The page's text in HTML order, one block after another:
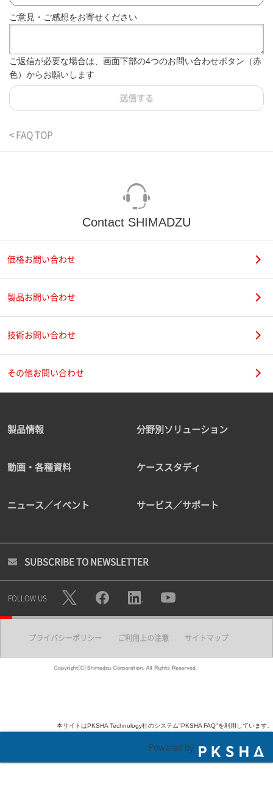
ご意見・ご感想をお寄せください
ご返信が必要な場合は、画面下部の4つのお問い合わせボタン（赤
色）からお願いします
送信する
< FAQ TOP
Contact SHIMADZU
価格お問い合わせ
製品お問い合わせ
技術お問い合わせ
その他お問い合わせ
製品情報 分野別ソリューション
動画・各種資料 ケーススタディ
ニュース／イベント サービス／サポート
SUBSCRIBE TO NEWSLETTER
FOLLOW US
プライバシーポリシー ご利用上の注意 サイトマップ
本サイトはPKSHA Technology社のシステム"PKSHA FAQ"を利用しています。
Powered by